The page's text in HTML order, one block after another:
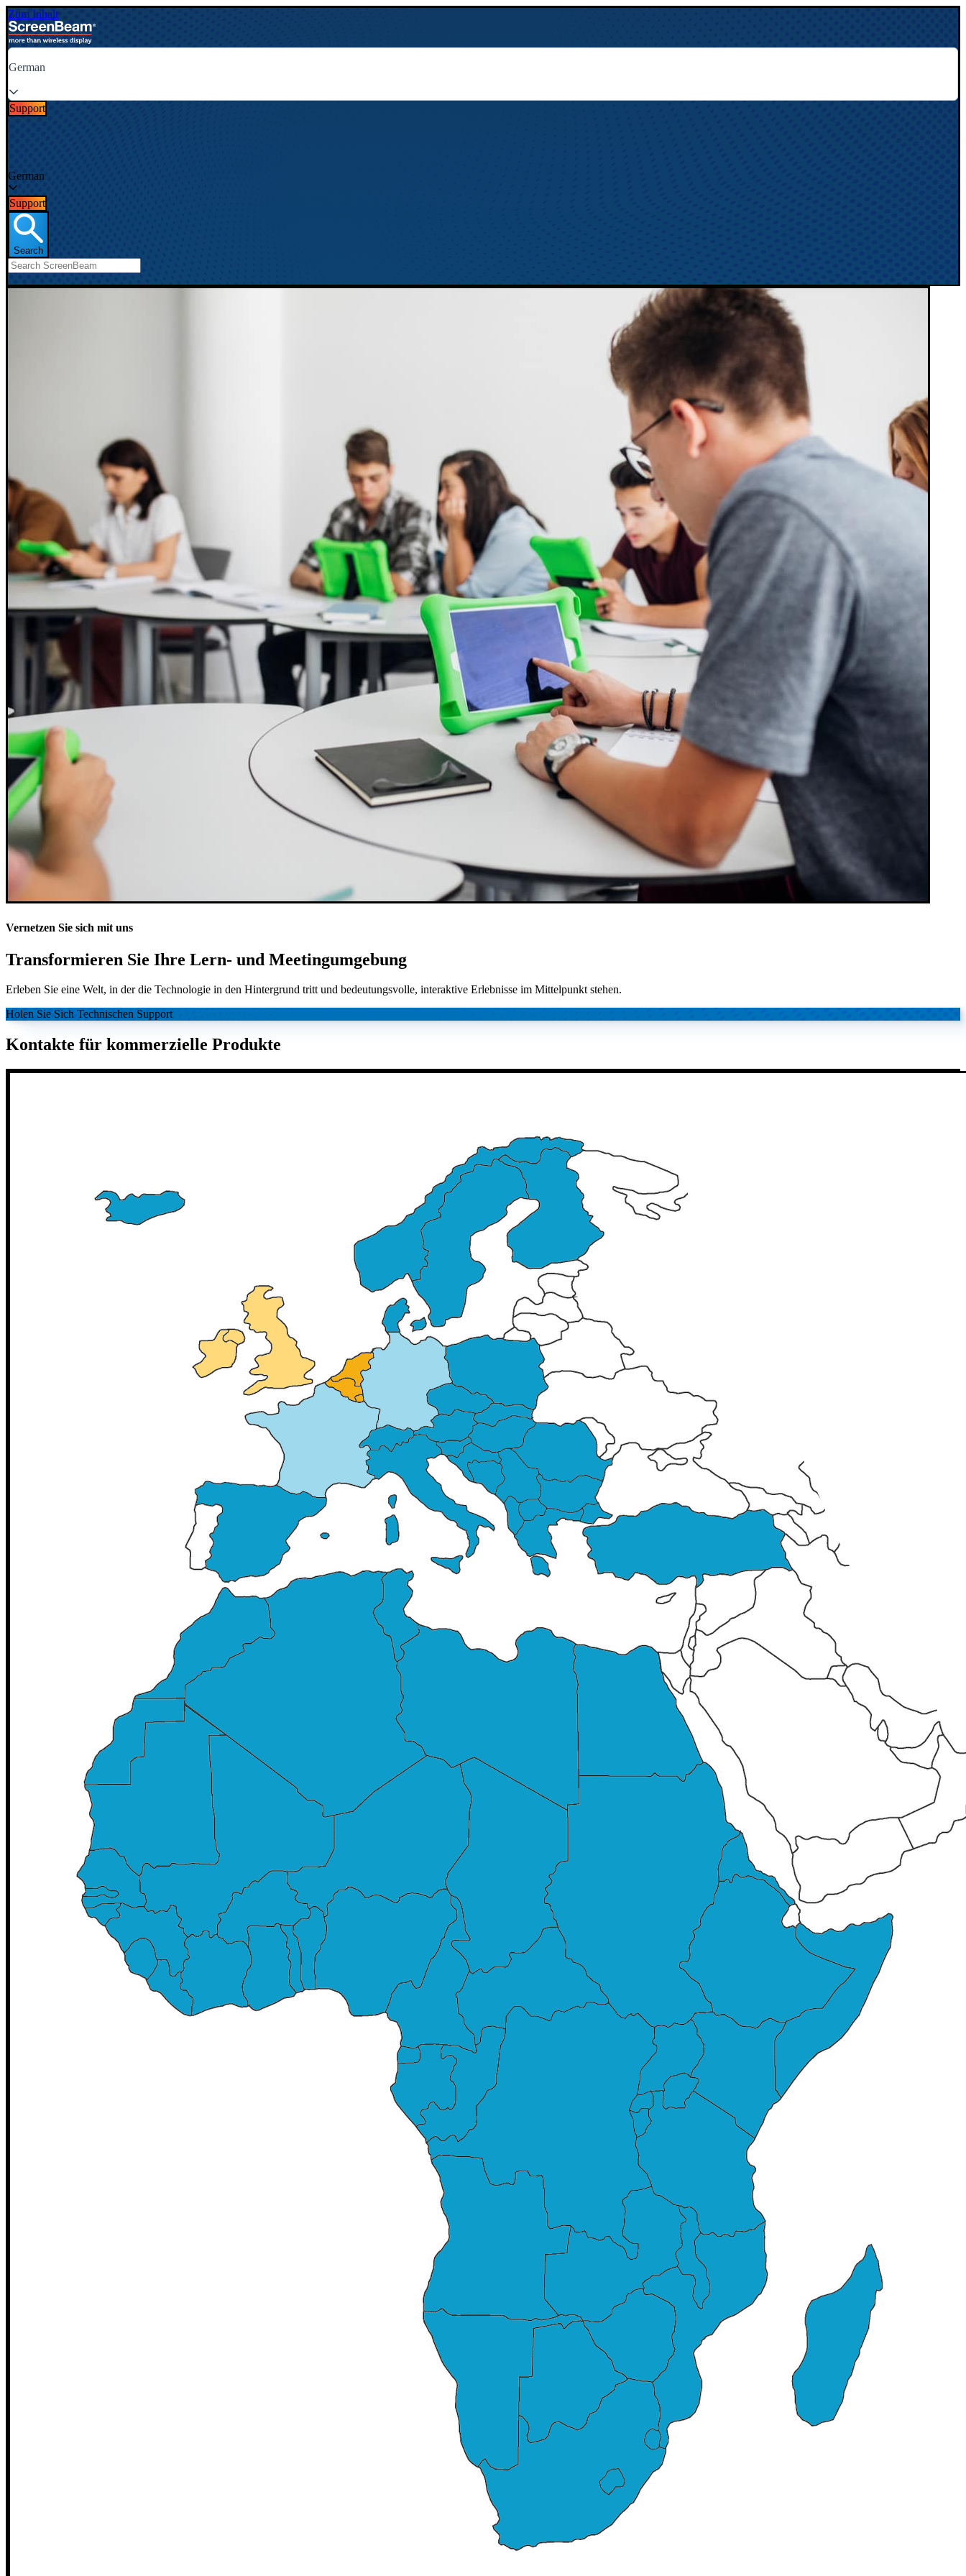
Zum Inhalt
German
Support
German
Support
Search
Vernetzen Sie sich mit uns
Transformieren Sie Ihre Lern- und Meetingumgebung
Erleben Sie eine Welt, in der die Technologie in den Hintergrund tritt und bedeutungsvolle, interaktive Erlebnisse im Mittelpunkt stehen.
Holen Sie Sich Technischen Support
Kontakte für kommerzielle Produkte